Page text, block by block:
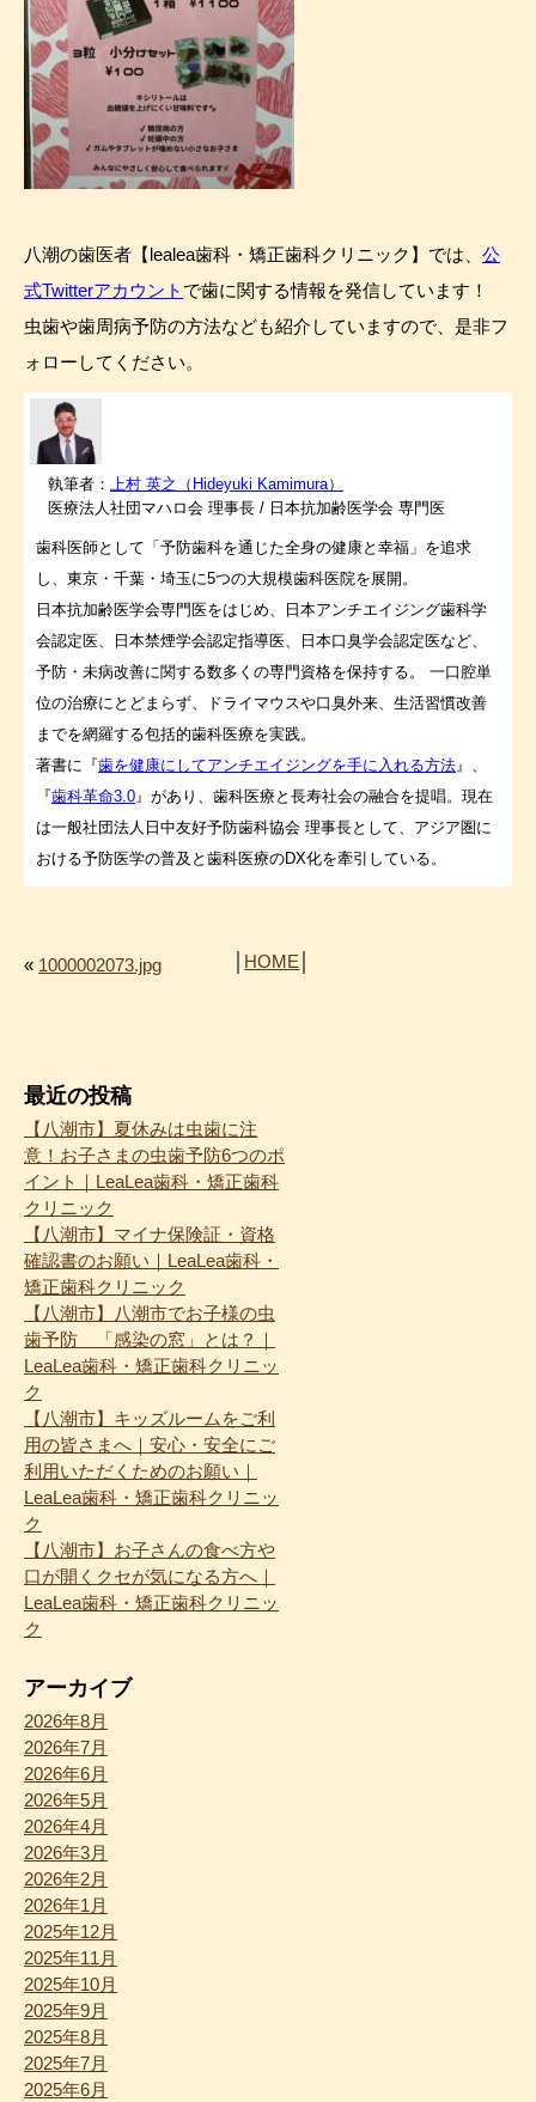
八潮の歯医者【lealea歯科・矯正歯科クリニック】では、 公
式Twitterアカウント で歯に関する情報を発信しています！
虫歯や歯周病予防の方法なども紹介していますので、是非フ
ォローしてください。
執筆者：
上村 英之（Hideyuki Kamimura）
医療法人社団マハロ会 理事長 / 日本抗加齢医学会 専門医
歯科医師として「予防歯科を通じた全身の健康と幸福」を追求
し、東京・千葉・埼玉に5つの大規模歯科医院を展開。
日本抗加齢医学会専門医をはじめ、日本アンチエイジング歯科学
会認定医、日本禁煙学会認定指導医、日本口臭学会認定医など、
予防・未病改善に関する数多くの専門資格を保持する。 一口腔単
位の治療にとどまらず、ドライマウスや口臭外来、生活習慣改善
までを網羅する包括的歯科医療を実践。
著書に『歯を健康にしてアンチエイジングを手に入れる方法 』、
『歯科革命3.0 』があり、歯科医療と長寿社会の融合を提唱。現在
は一般社団法人日中友好予防歯科協会 理事長として、アジア圏に
おける予防医学の普及と歯科医療のDX化を牽引している。
« 1000002073.jpg HOME
最近の投稿
【八潮市】夏休みは虫歯に注
意！お子さまの虫歯予防6つのポ
イント｜LeaLea歯科・矯正歯科
クリニック
【八潮市】マイナ保険証・資格
確認書のお願い｜LeaLea歯科・
矯正歯科クリニック
【八潮市】八潮市でお子様の虫
歯予防 「感染の窓」とは？｜
LeaLea歯科・矯正歯科クリニッ
ク
【八潮市】キッズルームをご利
用の皆さまへ｜安心・安全にご
利用いただくためのお願い｜
LeaLea歯科・矯正歯科クリニッ
ク
【八潮市】お子さんの食べ方や
口が開くクセが気になる方へ｜
LeaLea歯科・矯正歯科クリニッ
ク
アーカイブ
2026年8月
2026年7月
2026年6月
2026年5月
2026年4月
2026年3月
2026年2月
2026年1月
2025年12月
2025年11月
2025年10月
2025年9月
2025年8月
2025年7月
2025年6月